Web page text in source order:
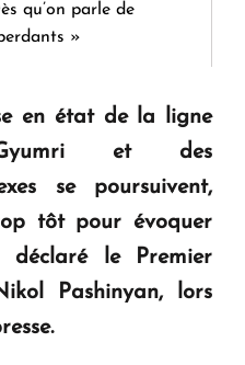
qu’on parle de
»
concrète, la
ne se pose pas. "
de résilience et d'avenir
en état de la ligne
Gyumri et des
se poursuivent,
tôt pour évoquer
déclaré le Premier
Pashinyan, lors